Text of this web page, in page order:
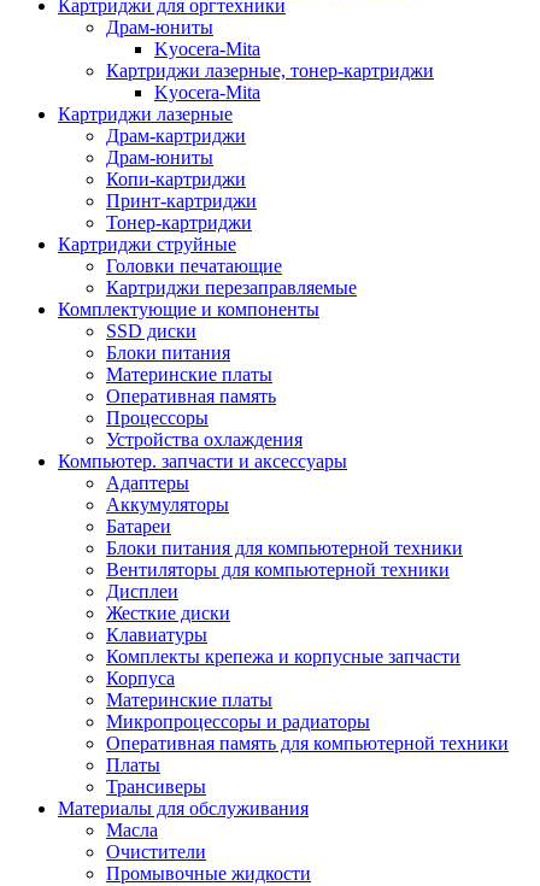
Картриджи для оргтехники
Драм-юниты
Kyocera-Mita
Картриджи лазерные, тонер-картриджи
Kyocera-Mita
Картриджи лазерные
Драм-картриджи
Драм-юниты
Копи-картриджи
Принт-картриджи
Тонер-картриджи
Картриджи струйные
Головки печатающие
Картриджи перезаправляемые
Комплектующие и компоненты
SSD диски
Блоки питания
Материнские платы
Оперативная память
Процессоры
Устройства охлаждения
Компьютер. запчасти и аксессуары
Адаптеры
Аккумуляторы
Батареи
Блоки питания для компьютерной техники
Вентиляторы для компьютерной техники
Дисплеи
Жесткие диски
Клавиатуры
Комплекты крепежа и корпусные запчасти
Корпуса
Материнские платы
Микропроцессоры и радиаторы
Оперативная память для компьютерной техники
Платы
Трансиверы
Материалы для обслуживания
Масла
Очистители
Промывочные жидкости